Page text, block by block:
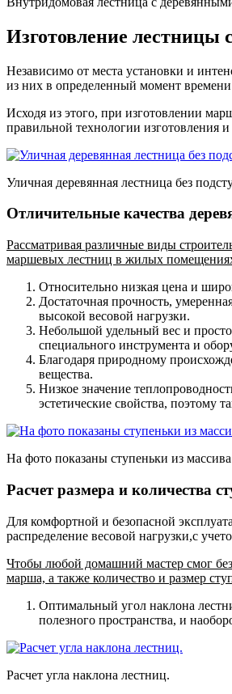
Изготовление лестницы
Независимо от места установки и
из них в определенный момент времени
Исходя из этого, при изготовлении
правильной технологии изготовления
Уличная деревянная лестница без
Отличительные качества
Рассматривая различные виды
маршевых лестниц в жилых
Относительно низкая цена и
Достаточная прочность,
высокой весовой нагрузки.
Небольшой удельный вес и
специального инструмента и
Благодаря природному
вещества.
Низкое значение
эстетические свойства, поэтому
На фото показаны ступеньки из
Расчет размера и количества
Для комфортной и безопасной
распределение весовой нагрузки,с
Чтобы любой домашний мастер смог без
марша, а также количество и размер
Оптимальный угол наклона
полезного пространства, и
Расчет угла наклона лестниц.